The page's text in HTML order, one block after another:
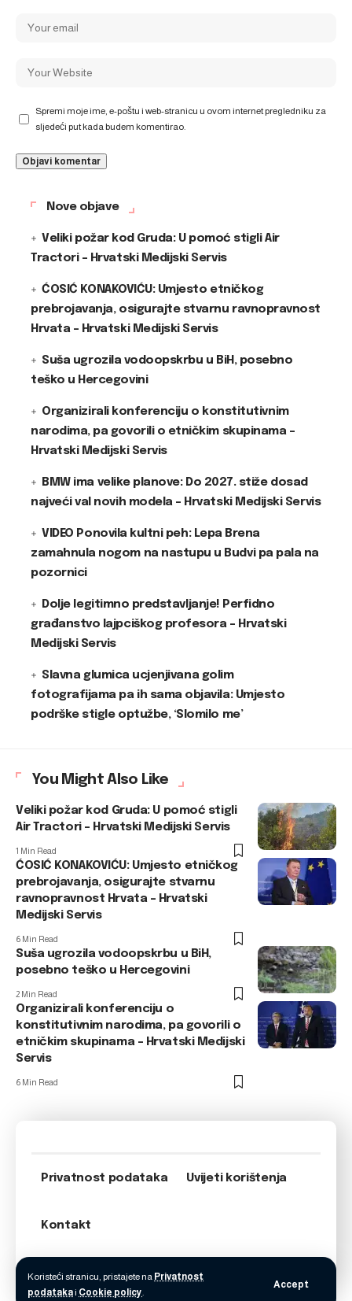
Koristeći stranicu, pristajete na Privatnost
podatakai Cookie policy.
Accept
Spremi moje ime, e-poštu i web-stranicu u ovom internet pregledniku za
sljedeći put kada budem komentirao.
Nove objave
Veliki požar kod Gruda: U pomoć stigli Air
Tractori – Hrvatski Medijski Servis
ĆOSIĆ KONAKOVIĆU: Umjesto etničkog
prebrojavanja, osigurajte stvarnu ravnopravnost
Hrvata – Hrvatski Medijski Servis
Suša ugrozila vodoopskrbu u BiH, posebno
teško u Hercegovini
Organizirali konferenciju o konstitutivnim
narodima, pa govorili o etničkim skupinama –
Hrvatski Medijski Servis
BMW ima velike planove: Do 2027. stiže dosad
najveći val novih modela – Hrvatski Medijski Servis
VIDEO Ponovila kultni peh: Lepa Brena
zamahnula nogom na nastupu u Budvi pa pala na
pozornici
Dolje legitimno predstavljanje! Perfidno
građanstvo lajpciškog profesora – Hrvatski
Medijski Servis
Slavna glumica ucjenjivana golim
fotografijama pa ih sama objavila: Umjesto
podrške stigle optužbe, ‘Slomilo me’
You Might Also Like
Veliki požar kod Gruda: U pomoć stigli
Air Tractori – Hrvatski Medijski Servis
1 Min Read
ĆOSIĆ KONAKOVIĆU: Umjesto etničkog
prebrojavanja, osigurajte stvarnu
ravnopravnost Hrvata – Hrvatski
Medijski Servis
6 Min Read
Suša ugrozila vodoopskrbu u BiH,
posebno teško u Hercegovini
2 Min Read
Organizirali konferenciju o
konstitutivnim narodima, pa govorili o
etničkim skupinama – Hrvatski Medijski
Servis
6 Min Read
Privatnost podataka Uvijeti korištenja
Kontakt